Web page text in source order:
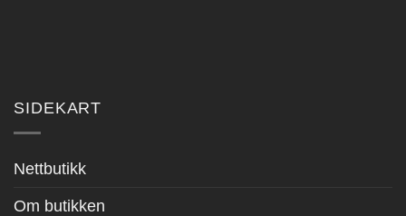
SIDEKART
Nettbutikk
Om butikken